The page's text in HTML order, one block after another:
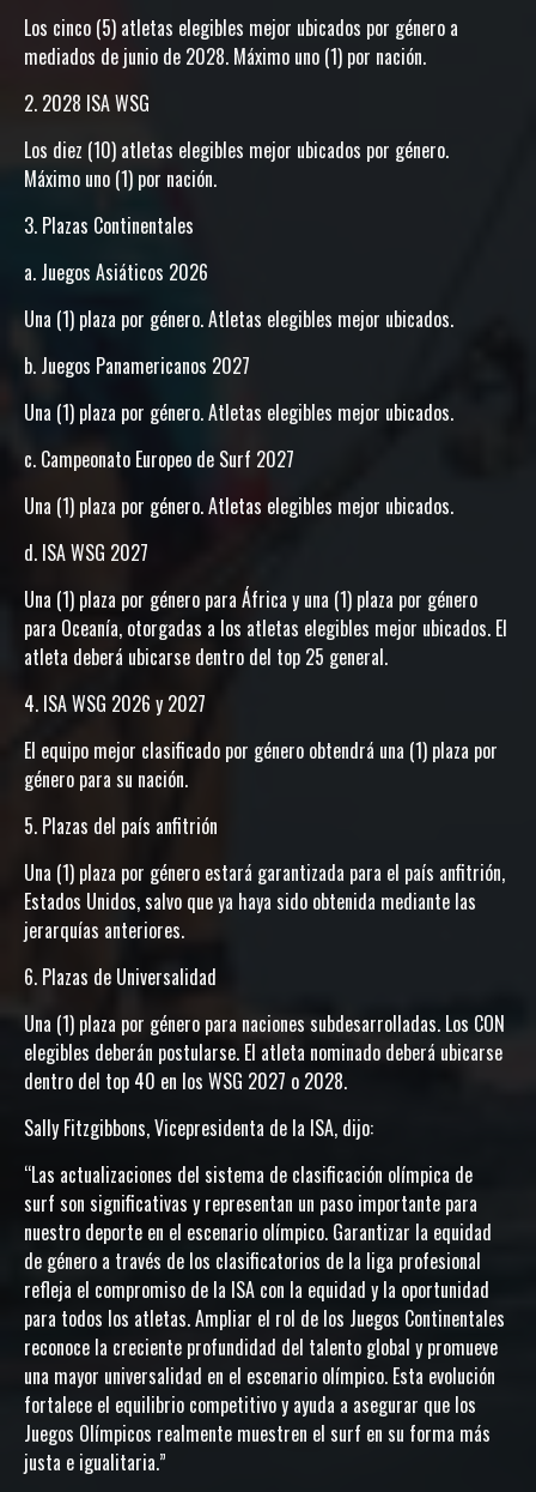
Los cinco (5) atletas elegibles mejor ubicados por género a
mediados de junio de 2028. Máximo uno (1) por nación.
2. 2028 ISA WSG
Los diez (10) atletas elegibles mejor ubicados por género.
Máximo uno (1) por nación.
3. Plazas Continentales
a. Juegos Asiáticos 2026
Una (1) plaza por género. Atletas elegibles mejor ubicados.
b. Juegos Panamericanos 2027
Una (1) plaza por género. Atletas elegibles mejor ubicados.
c. Campeonato Europeo de Surf 2027
Una (1) plaza por género. Atletas elegibles mejor ubicados.
d. ISA WSG 2027
Una (1) plaza por género para África y una (1) plaza por género
para Oceanía, otorgadas a los atletas elegibles mejor ubicados. El
atleta deberá ubicarse dentro del top 25 general.
4. ISA WSG 2026 y 2027
El equipo mejor clasificado por género obtendrá una (1) plaza por
género para su nación.
5. Plazas del país anfitrión
Una (1) plaza por género estará garantizada para el país anfitrión,
Estados Unidos, salvo que ya haya sido obtenida mediante las
jerarquías anteriores.
6. Plazas de Universalidad
Una (1) plaza por género para naciones subdesarrolladas. Los CON
elegibles deberán postularse. El atleta nominado deberá ubicarse
dentro del top 40 en los WSG 2027 o 2028.
Sally Fitzgibbons, Vicepresidenta de la ISA, dijo:
“Las actualizaciones del sistema de clasificación olímpica de
surf son significativas y representan un paso importante para
nuestro deporte en el escenario olímpico. Garantizar la equidad
de género a través de los clasificatorios de la liga profesional
refleja el compromiso de la ISA con la equidad y la oportunidad
para todos los atletas. Ampliar el rol de los Juegos Continentales
reconoce la creciente profundidad del talento global y promueve
una mayor universalidad en el escenario olímpico. Esta evolución
fortalece el equilibrio competitivo y ayuda a asegurar que los
Juegos Olímpicos realmente muestren el surf en su forma más
justa e igualitaria.”